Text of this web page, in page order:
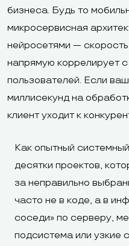
бизнеса. Будь то
микросервисная
нейросетями —
напрямую коррелирует
пользователей. Если
миллисекунд на
клиент уходит к
Как опытный
десятки проектов,
за неправильно
часто не в коде, а в
соседи» по серверу,
подсистема или узкие